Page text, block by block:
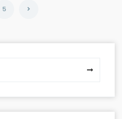
5